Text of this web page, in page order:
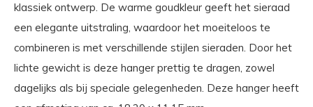
klassiek ontwerp. De warme goudkleur geeft het sieraad
een elegante uitstraling, waardoor het moeiteloos te
combineren is met verschillende stijlen sieraden. Door het
lichte gewicht is deze hanger prettig te dragen, zowel
dagelijks als bij speciale gelegenheden. Deze hanger heeft